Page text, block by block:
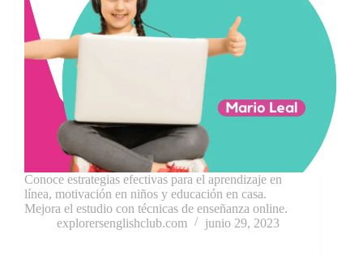
Conoce estrategias efectivas para el aprendizaje en
línea, motivación en niños y educación en casa.
Mejora el estudio con técnicas de enseñanza online.
explorersenglishclub.com
junio 29, 2023